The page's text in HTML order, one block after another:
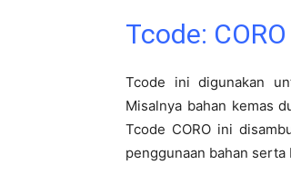
Tcode: CORO
Tcode ini digunakan
Misalnya bahan kemas
Tcode CORO ini
penggunaan bahan serta